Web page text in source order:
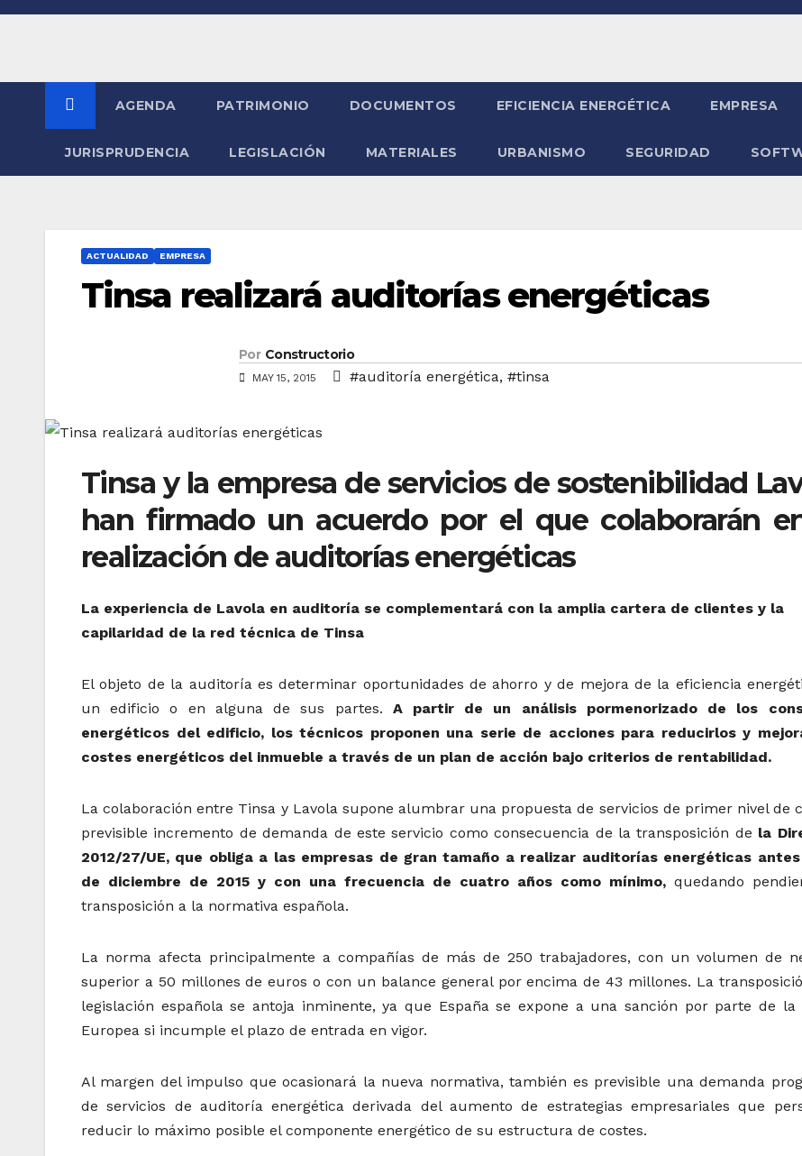
Saltar
AGENDA PATRIMONIO DOCUMENTOS EFICIENCIA ENERGÉTICA EMPRESA
JURISPRUDENCIA LEGISLACIÓN MATERIALES URBANISMO SEGURIDAD
ACTUALIDAD EMPRESA
Tinsa realizará auditorías energéticas
Por Constructorio
MAY 15, 2015 #auditoría energética, #tinsa
Tinsa y la empresa de servicios de sostenibilidad
han firmado un acuerdo por el que colaborarán
realización de auditorías energéticas
La experiencia de Lavola en auditoría se complementará con la amplia cartera de clientes y la
capilaridad de la red técnica de Tinsa
El objeto de la auditoría es determinar oportunidades de ahorro y de mejora de la eficiencia
un edificio o en alguna de sus partes. A partir de un análisis pormenorizado de los
energéticos del edificio, los técnicos proponen una serie de acciones para reducirlos y
costes energéticos del inmueble a través de un plan de acción bajo criterios de rentabilidad.
La colaboración entre Tinsa y Lavola supone alumbrar una propuesta de servicios de primer nivel de
previsible incremento de demanda de este servicio como consecuencia de la transposición de la
2012/27/UE, que obliga a las empresas de gran tamaño a realizar auditorías energéticas
de diciembre de 2015 y con una frecuencia de cuatro años como mínimo, quedando
transposición a la normativa española.
La norma afecta principalmente a compañías de más de 250 trabajadores, con un volumen de
superior a 50 millones de euros o con un balance general por encima de 43 millones. La
legislación española se antoja inminente, ya que España se expone a una sanción por parte de la
Europea si incumple el plazo de entrada en vigor.
Al margen del impulso que ocasionará la nueva normativa, también es previsible una demanda
de servicios de auditoría energética derivada del aumento de estrategias empresariales que
reducir lo máximo posible el componente energético de su estructura de costes.